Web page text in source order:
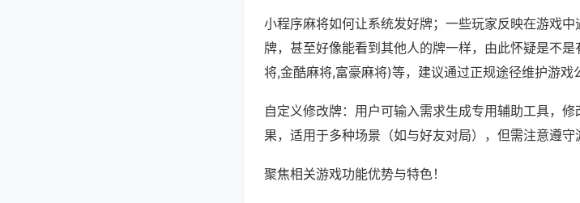
小程序麻将如何让系统发好牌；一些玩家反映在游戏
牌，甚至好像能看到其他人的牌一样，由此怀疑是不
将,金酷麻将,富豪麻将)等，建议通过正规途径维护游戏
自定义修改牌：用户可输入需求生成专用辅助工具，
果，适用于多种场景（如与好友对局），但需注意遵守
聚焦相关游戏功能优势与特色！